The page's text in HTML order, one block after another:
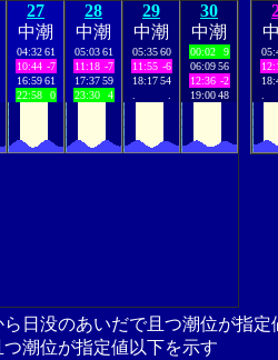
27
中潮
04:32 61
10:44 -7
16:59 61
22:58
0
28
中潮
05:03 61
11:18 -7
17:37 59
23:30
4
29
中潮
05:35 60
11:55 -6
18:17 54
30
中潮
00:02
9
06:09 56
12:36 -2
19:00 48
ら日没のあいだで且つ潮位が指
つ潮位が指定値以下を示す